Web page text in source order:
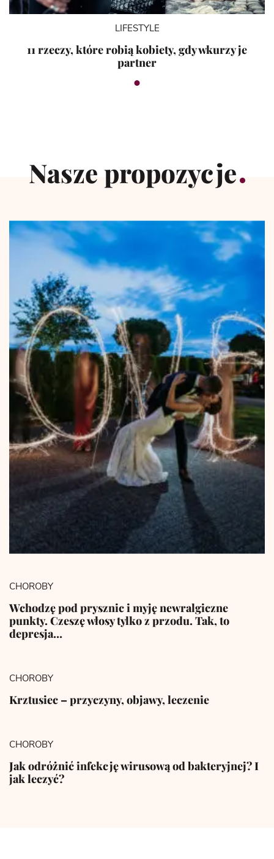
LIFESTYLE
11 rzeczy, które robią kobiety, gdy wkurzy je
partner
Nasze propozycje
CHOROBY
Wchodzę pod prysznic i myję newralgiczne
punkty. Czeszę włosy tylko z przodu. Tak, to
depresja…
CHOROBY
Krztusiec – przyczyny, objawy, leczenie
CHOROBY
Jak odróżnić infekcję wirusową od bakteryjnej? I
jak leczyć?